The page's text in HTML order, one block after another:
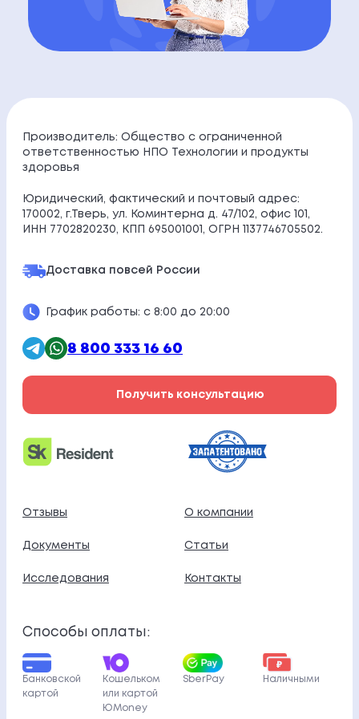
Производитель: Общество с ограниченной
ответственностью НПО Технологии и продукты
здоровья
Юридический, фактический и почтовый адрес:
170002, г.Тверь, ул. Коминтерна д. 47/102, офис 101,
ИНН 7702820230, КПП 695001001, ОГРН 1137746705502.
Доставка повсей России
График работы: с 8:00 до 20:00
8 800 333 16 60
Получить консультацию
Отзывы О компании
Документы Статьи
Исследования Контакты
Способы оплаты:
Банковской
картой
Кошельком
или картой
ЮMoney
SberPay Наличными